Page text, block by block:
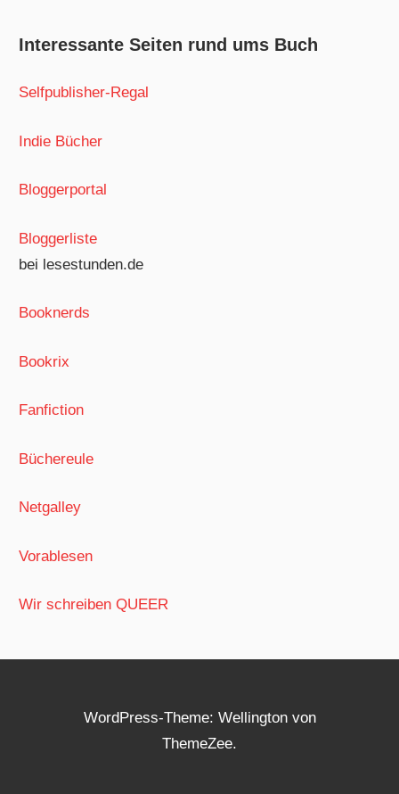
Interessante Seiten rund ums Buch
Selfpublisher-Regal
Indie Bücher
Bloggerportal
Bloggerliste
bei lesestunden.de
Booknerds
Bookrix
Fanfiction
Büchereule
Netgalley
Vorablesen
Wir schreiben QUEER
WordPress-Theme: Wellington von
ThemeZee.